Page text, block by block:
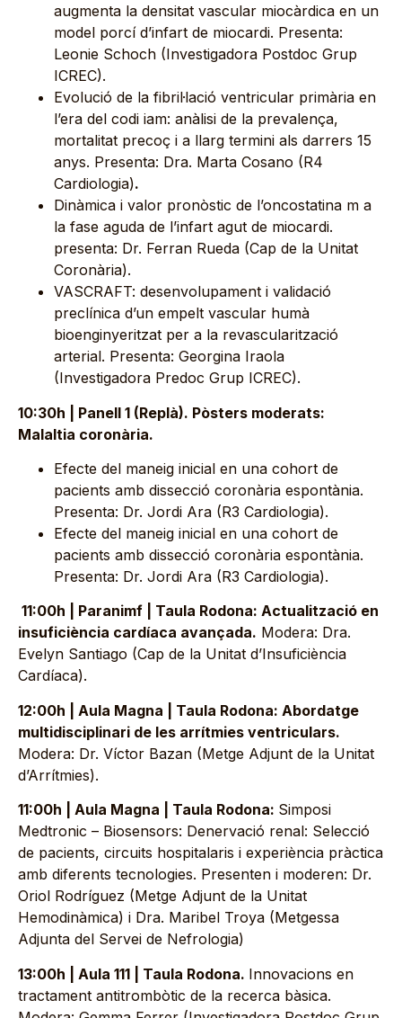
augmenta la densitat vascular miocàrdica en un
model porcí d’infart de miocardi. Presenta:
Leonie Schoch (Investigadora Postdoc Grup
ICREC).
Evolució de la fibril·lació ventricular primària en
l’era del codi iam: anàlisi de la prevalença,
mortalitat precoç i a llarg termini als darrers 15
anys. Presenta: Dra. Marta Cosano (R4
Cardiologia).
Dinàmica i valor pronòstic de l’oncostatina m a
la fase aguda de l’infart agut de miocardi.
presenta: Dr. Ferran Rueda (Cap de la Unitat
Coronària).
VASCRAFT: desenvolupament i validació
preclínica d’un empelt vascular humà
bioenginyeritzat per a la revascularització
arterial. Presenta: Georgina Iraola
(Investigadora Predoc Grup ICREC).
10:30h | Panell 1 (Replà). Pòsters moderats:
Malaltia coronària.
Efecte del maneig inicial en una cohort de
pacients amb dissecció coronària espontània.
Presenta: Dr. Jordi Ara (R3 Cardiologia).
Efecte del maneig inicial en una cohort de
pacients amb dissecció coronària espontània.
Presenta: Dr. Jordi Ara (R3 Cardiologia).
11:00h | Paranimf | Taula Rodona: Actualització en
insuficiència cardíaca avançada. Modera: Dra.
Evelyn Santiago (Cap de la Unitat d’Insuficiència
Cardíaca).
12:00h | Aula Magna | Taula Rodona: Abordatge
multidisciplinari de les arrítmies ventriculars.
Modera: Dr. Víctor Bazan (Metge Adjunt de la Unitat
d’Arrítmies).
11:00h | Aula Magna | Taula Rodona: Simposi
Medtronic – Biosensors: Denervació renal: Selecció
de pacients, circuits hospitalaris i experiència pràctica
amb diferents tecnologies. Presenten i moderen: Dr.
Oriol Rodríguez (Metge Adjunt de la Unitat
Hemodinàmica) i Dra. Maribel Troya (Metgessa
Adjunta del Servei de Nefrologia)
13:00h | Aula 111 | Taula Rodona. Innovacions en
tractament antitrombòtic de la recerca bàsica.